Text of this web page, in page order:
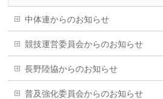
中体連からのお知らせ
競技運営委員会からのお知らせ
長野陸協からのお知らせ
普及強化委員会からのお知らせ